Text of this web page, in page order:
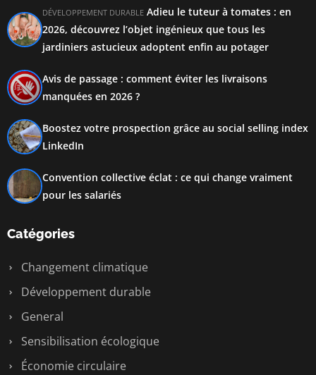
DÉVELOPPEMENT DURABLE Adieu le tuteur à tomates : en
2026, découvrez l’objet ingénieux que tous les
jardiniers astucieux adoptent enfin au potager
Avis de passage : comment éviter les livraisons
manquées en 2026 ?
Boostez votre prospection grâce au social selling index
LinkedIn
Convention collective éclat : ce qui change vraiment
pour les salariés
Catégories
Changement climatique
Développement durable
General
Sensibilisation écologique
Économie circulaire